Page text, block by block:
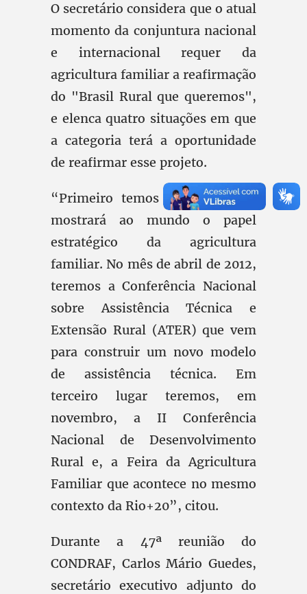
O secretário considera que o atual
momento da conjuntura nacional
e internacional requer da
agricultura familiar a reafirmação
do "Brasil Rural que queremos",
e elenca quatro situações em que
a categoria terá a oportunidade
de reafirmar esse projeto.
“Primeiro temos a Rio+20 que
mostrará ao mundo o papel
estratégico da agricultura
familiar. No mês de abril de 2012,
teremos a Conferência Nacional
sobre Assistência Técnica e
Extensão Rural (ATER) que vem
para construir um novo modelo
de assistência técnica. Em
terceiro lugar teremos, em
novembro, a II Conferência
Nacional de Desenvolvimento
Rural e, a Feira da Agricultura
Familiar que acontece no mesmo
contexto da Rio+20”, citou.
Durante a 47ª reunião do
CONDRAF, Carlos Mário Guedes,
secretário executivo adjunto do